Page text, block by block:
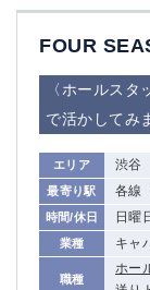
FOUR
〈ホールス
で活かしてみ
エリア 渋谷
最寄り駅 各線
時間/休日 日曜
業種 キャ
職種
ホー
①六本木 ②
赤坂
蒲田東口
立川（南口）
浜松町
中野
府中
ひばりヶ丘